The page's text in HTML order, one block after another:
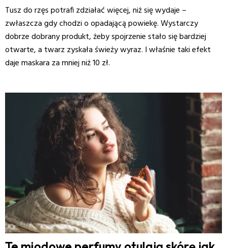
Tusz do rzęs potrafi zdziałać więcej, niż się wydaje –
zwłaszcza gdy chodzi o opadającą powiekę. Wystarczy
dobrze dobrany produkt, żeby spojrzenie stało się bardziej
otwarte, a twarz zyskała świeży wyraz. I właśnie taki efekt
daje maskara za mniej niż 10 zł.